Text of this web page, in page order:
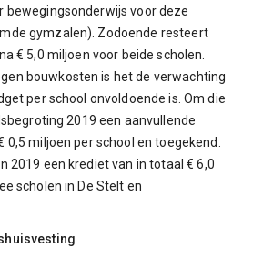
bewegingsonderwijs voor deze
gymzalen). Zodoende resteert
€ 5,0 miljoen voor beide scholen.
bouwkosten is het de verwachting
per school onvoldoende is. Om die
2019 een aanvullende
0,5 miljoen per school en toegekend.
2019 een krediet van in totaal € 6,0
scholen in De Stelt en